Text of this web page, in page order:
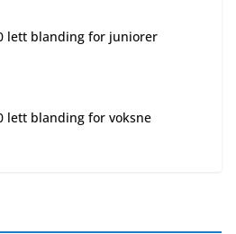
lett blanding for juniorer
lett blanding for voksne